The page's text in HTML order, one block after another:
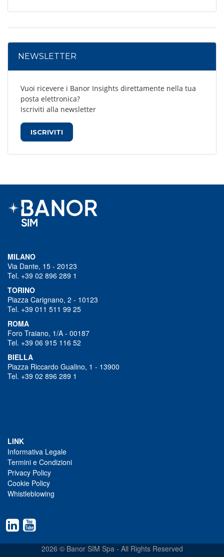
NEWSLETTER
Vuoi ricevere i Banor Insights direttamente nella tua
posta elettronica?
Iscriviti alla newsletter
ISCRIVITI
MILANO
Via Dante, 15 - 20123
Tel. +39 02 896 289 1
TORINO
Piazza Carignano, 2 - 10123
Tel. +39 011 511 99 25
ROMA
Foro Traiano, 1/A - 00187
Tel. +39 06 915 116 52
BIELLA
Piazza Riccardo Gualino, 1 - 13900
Tel. +39 02 896 289 1
LINK
Informativa Legale
Termini e Condizioni
Privacy Policy
Cookie Policy
Whistleblowing
2026 © Banor SIM Spa - All Rights Reserved